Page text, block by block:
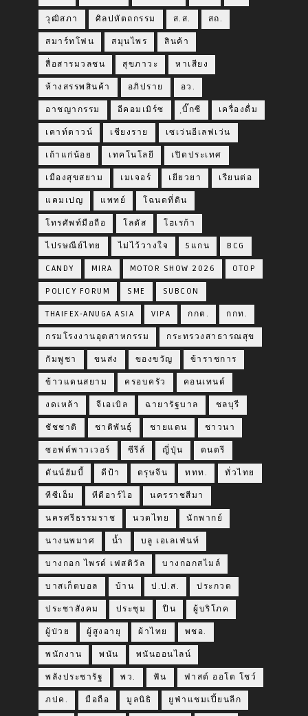
วุฒิสภา ศิลปหัตถกรรม ส.ส. สถ.
สมาร์ทโฟน สมุนไพร สินค้า
สื่อสารมวลชน สุขภาวะ หาเสียง
ห้างสรรพสินค้า อภิปราย อว.
อาชญากรรม อีคอมเมิร์ซ ฺบิ๊กซี เครื่องดื่ม
เคาท์ดาวน์ เชียงราย เซเว่นอีเลฟเว่น
เถ้าแก่น้อย เทคโนโลยี เปิดประเทศ
เมืองสุขสยาม เมเจอร์ เยียวยา เรียนต่อ
แคมเปญ แพทย์ โฉนดที่ดิน
โทรศัพท์มือถือ โลตัส โฮเรก้า
ไปรษณีย์ไทย ไม่ไว้วางใจ 5แกน BCG
CANDY MIRA MOTOR SHOW 2026 OTOP
POLICY FORUM SME SUBCON
THAIFEX-ANUGA ASIA VIPA กกต. กกท.
กรมโรงงานอุตสาหกรรม กระทรวงสาธารณสุข
กัมพูชา ขนส่ง ของขวัญ ข้าราชการ
ข้าวแดนสยาม ครอบครัว คอนเทนต์
งดเหล้า จีเอเบิล ฉายารัฐบาล ชลบุรี
ชัชชาติ ชาติพันธุ์ ชายแดน ชาวนา
ซอฟต์พาวเวอร์ ซีรีส์ ญี่ปุ่น ดนตรี
ดันน์ฮัมบี้ ดีป้า ตรุษจีน ททท. ทั่วไทย
ทีซีเอ็ม ทีดีอาร์ไอ นครราชสีมา
นครศรีธรรมราช นวดไทย นักพากย์
นางนพมาศ น้ำ บลู เอเลเฟ่นท์
บางกอก ไพรด์ เฟสติวัล บางกอกสไมล์
บาสเก็ตบอล บ้าน ป.ป.ส. ประกวด
ประชาสังคม ประชุม ปืน ผู้บริโภค
ผู้ป่วย ผู้สูงอายุ ผ้าไทย พชอ.
พนักงาน พนัน พนันออนไลน์
พลังประชารัฐ พว. ฟัน ฟาสต์ ออโต โชว์
ภปค. มือถือ มูลนิธิ ยูฟ่าแชมเปี้ยนลีก